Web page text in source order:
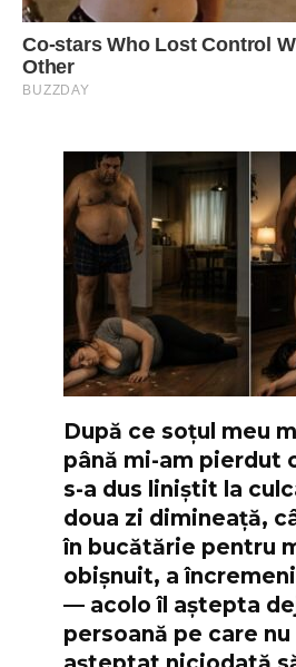
După ce soțul meu
până mi-am pierdut
s-a dus liniștit la
doua zi dimineață,
în bucătărie pentru
obișnuit, a
— acolo îl aștepta
persoană pe care nu